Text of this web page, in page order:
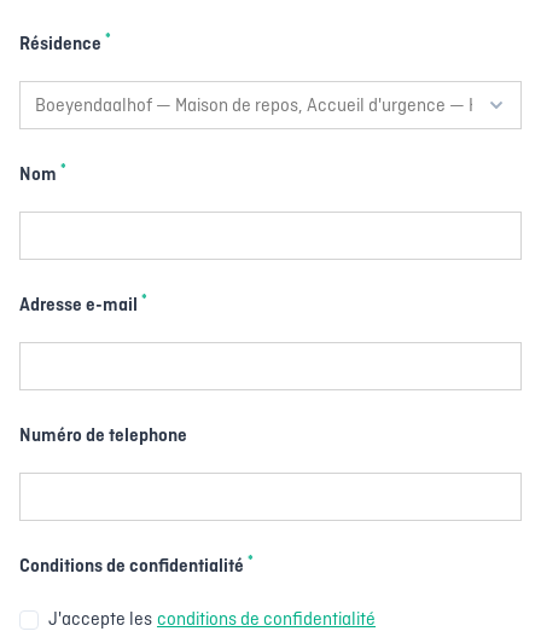
Résidence *
Nom *
Adresse e-mail *
Numéro de telephone
Conditions de confidentialité *
J'accepte les conditions de confidentialité